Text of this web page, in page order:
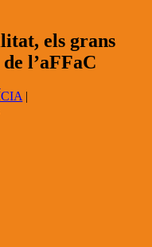
els grans
l’aFFaC
|